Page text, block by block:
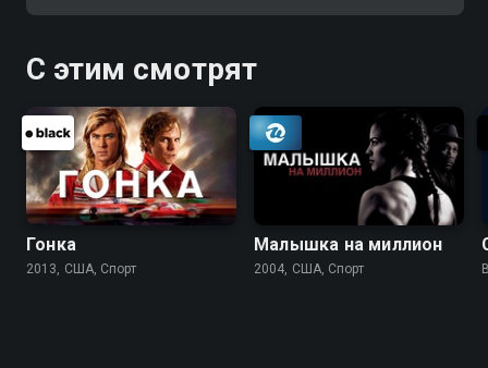
С этим смотрят
Гонка
2013, США, Спорт
Малышка на миллион
2004, США, Спорт